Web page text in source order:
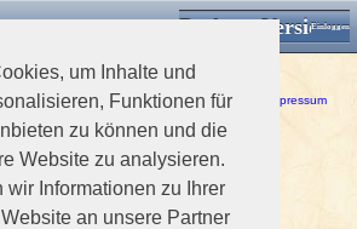
um Inhalte und
Funktionen für
zu können und die
Website zu analysieren.
Informationen zu Ihrer
an unsere Partner
Desktop VersionEinloggen
- Datenschutzerklärung Impressum